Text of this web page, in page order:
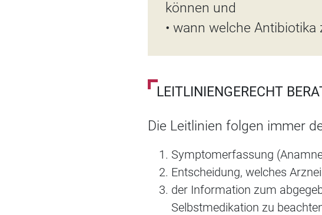
können und
• wann welche
LEITLINIENGERECHT
Die Leitlinien folgen immer
Symptomerfassung
Entscheidung, welches
der Information zum
Selbstmedikation zu